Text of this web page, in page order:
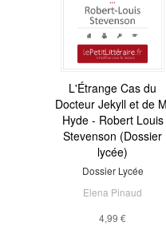
L'Étrange Cas du
Docteur Jekyll et de
Hyde - Robert Louis
Stevenson (Dossier
lycée)
Dossier Lycée
Elena Pinaud
4,99 €